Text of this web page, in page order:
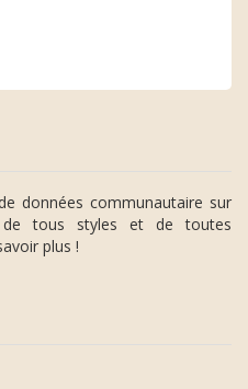
données communautaire sur
tous styles et de toutes
plus !